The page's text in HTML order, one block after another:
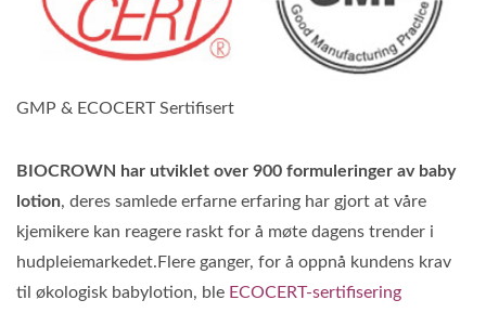
GMP & ECOCERT Sertifisert
BIOCROWN har utviklet over 900 formuleringer av baby
lotion, deres samlede erfarne erfaring har gjort at våre
kjemikere kan reagere raskt for å møte dagens trender i
hudpleiemarkedet.Flere ganger, for å oppnå kundens krav
til økologisk babylotion, ble ECOCERT-sertifisering